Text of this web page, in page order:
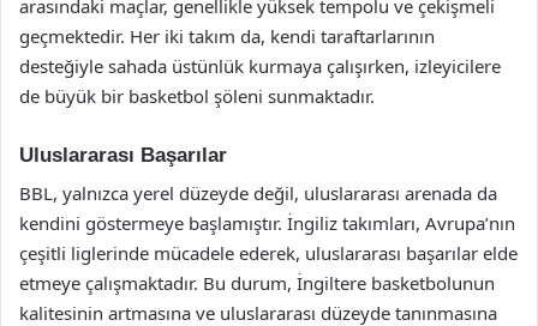
arasındaki maçlar, genellikle yüksek tempolu ve çekişmeli
geçmektedir. Her iki takım da, kendi taraftarlarının
desteğiyle sahada üstünlük kurmaya çalışırken, izleyicilere
de büyük bir basketbol şöleni sunmaktadır.
Uluslararası Başarılar
BBL, yalnızca yerel düzeyde değil, uluslararası arenada da
kendini göstermeye başlamıştır. İngiliz takımları, Avrupa’nın
çeşitli liglerinde mücadele ederek, uluslararası başarılar elde
etmeye çalışmaktadır. Bu durum, İngiltere basketbolunun
kalitesinin artmasına ve uluslararası düzeyde tanınmasına